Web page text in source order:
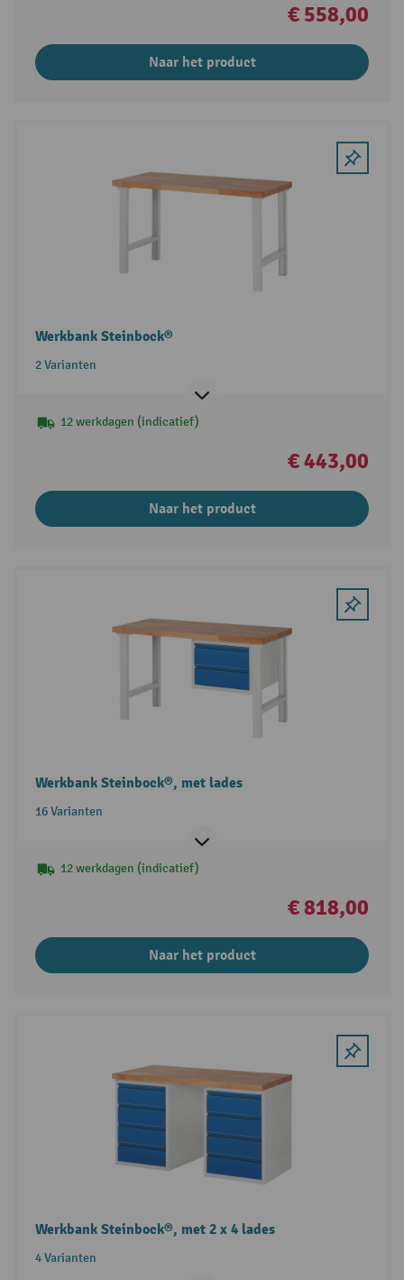
€ 558,00
Naar het product
Werkbank Steinbock®
2 Varianten
12 werkdagen (indicatief)
€ 443,00
Naar het product
Werkbank Steinbock®, met lades
16 Varianten
12 werkdagen (indicatief)
€ 818,00
Naar het product
Werkbank Steinbock®, met 2 x 4 lades
4 Varianten